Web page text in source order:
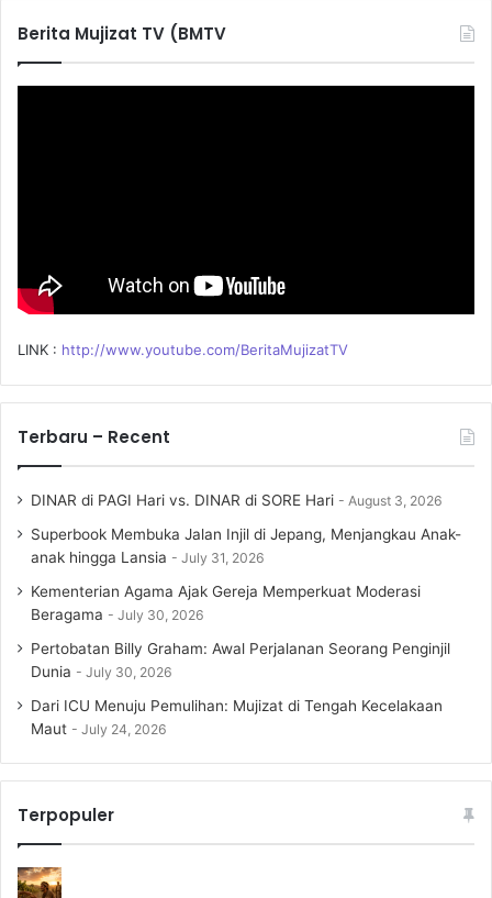
f
o
Berita Mujizat TV (BMTV
LINK : http://www.youtube.com/BeritaMujizatTV
Terbaru – Recent
DINAR di PAGI Hari vs. DINAR di SORE Hari August 3, 2026
Superbook Membuka Jalan Injil di Jepang, Menjangkau Anak-
anak hingga Lansia
July 31, 2026
Kementerian Agama Ajak Gereja Memperkuat Moderasi
Beragama
July 30, 2026
Pertobatan Billy Graham: Awal Perjalanan Seorang Penginjil
Dunia
July 30, 2026
Dari ICU Menuju Pemulihan: Mujizat di Tengah Kecelakaan
Maut
July 24, 2026
Terpopuler